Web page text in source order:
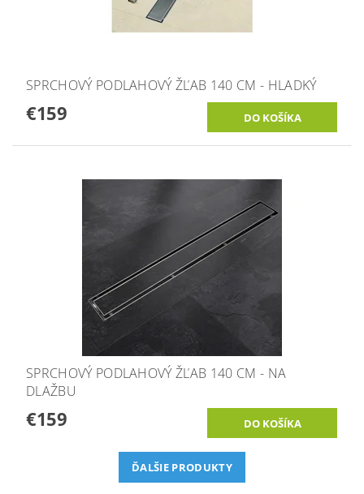
SPRCHOVÝ PODLAHOVÝ ŽĽAB 140 CM - HLADKÝ
€159
SPRCHOVÝ PODLAHOVÝ ŽĽAB 140 CM - NA
DLAŽBU
€159
ĎALŠIE PRODUKTY